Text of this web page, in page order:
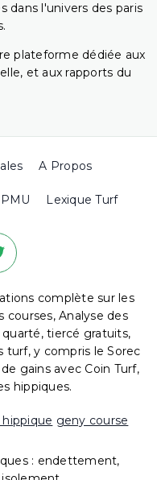
dans l'univers des paris
plateforme dédiée aux
et aux rapports du
A Propos
Lexique Turf
complète sur les
courses, Analyse des
tiercé gratuits,
turf, y compris le Sorec
gains avec Coin Turf,
hippiques.
geny course
: endettement,